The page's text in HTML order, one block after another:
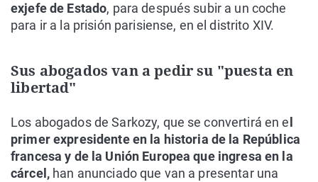
exjefe de Estado, para después subir a un coche
para ir a la prisión parisiense, en el distrito XIV.
Sus abogados van a pedir su "puesta en
libertad"
Los abogados de Sarkozy, que se convertirá en e
primer expresidente en la historia de la República
francesa y de la Unión Europea que ingresa en la
cárcel,han anunciado que van a presentar una